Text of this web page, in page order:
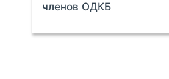
членов ОДКБ